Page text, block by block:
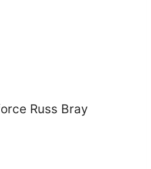
Russ Bray